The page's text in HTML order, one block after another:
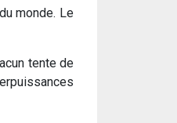
monde. Le
tente de